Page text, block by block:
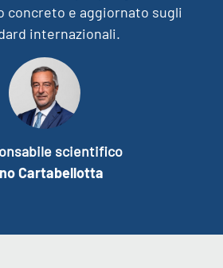
concreto e aggiornato sugli
internazionali.
scientifico
Cartabellotta